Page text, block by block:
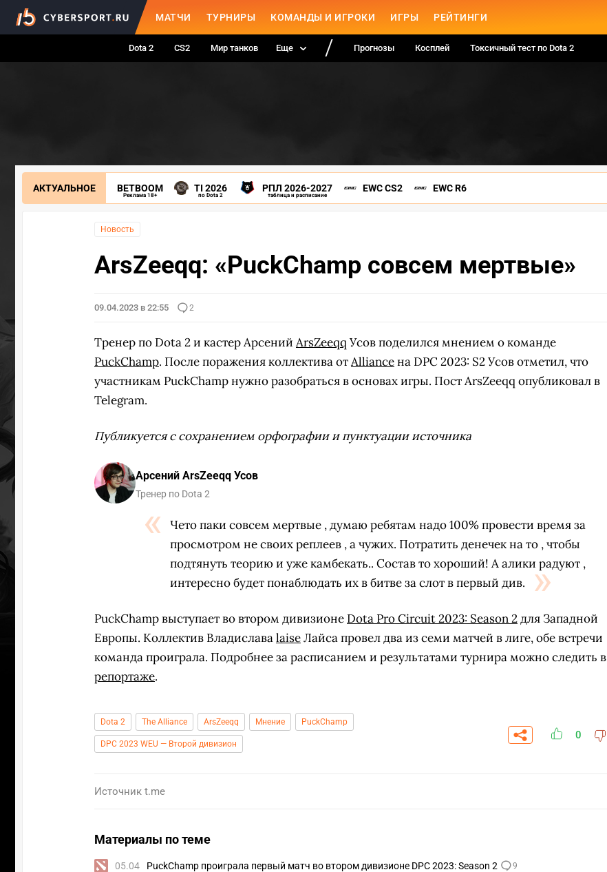
МАТЧИ ТУРНИРЫ КОМАНДЫ И ИГРОКИ ИГРЫ РЕЙТИНГИ
Dota 2 CS2 Мир танков Еще Прогнозы Косплей Токсичный тест по Dota 2
АКТУАЛЬНОЕ BETBOOM
Реклама 18+
TI 2026
по Dota 2
РПЛ 2026-2027
таблица и расписание
EWC CS2 EWC R6
Новость
ArsZeeqq: «PuckChamp совсем мертвые»
09.04.2023 в 22:55 2
Тренер по Dota 2 и кастер Арсений ArsZeeqq Усов поделился мнением о команде
PuckChamp. После поражения коллектива отAllianceна DPC 2023: S2 Усов отметил, что
участникам PuckChamp нужно разобраться в основах игры. Пост ArsZeeqq опубликовал в
Telegram.
Публикуется с сохранением орфографии и пунктуации источника
Арсений ArsZeeqq Усов
Тренер по Dota 2
Чето паки совсем мертвые , думаю ребятам надо 100% провести время за
просмотром не своих реплеев , а чужих. Потратить денечек на то , чтобы
подтянуть теорию и уже камбекать.. Состав то хороший! А алики радуют ,
интересно будет понаблюдать их в битве за слот в первый див.
PuckChamp выступает во втором дивизионе Dota Pro Circuit 2023: Season 2для Западной
Европы. Коллектив ВладиславаlaiseЛайса провел два из семи матчей в лиге, обе встречи
команда проиграла. Подробнее за расписанием и результатами турнира можно следить в
репортаже.
Dota 2 The Alliance ArsZeeqq Мнение PuckChamp
DPC 2023 WEU — Второй дивизион
0
Источник t.me
Материалы по теме
05.04 PuckChamp проиграла первый матч во втором дивизионе DPC 2023: Season 2 9
ПЕРЕЙТИ ВЫБРАТЬ